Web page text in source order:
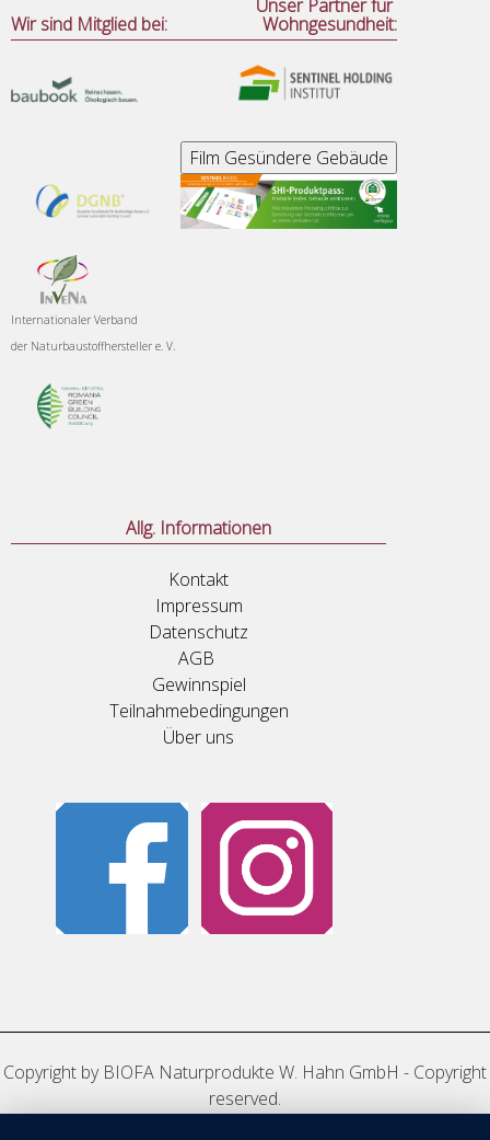
Wir sind Mitglied bei:
Unser Partner für
Wohngesundheit:
Internationaler Verband
der Naturbaustoffhersteller e. V.
Allg. Informationen
Kontakt
Impressum
Datenschutz
AGB
Gewinnspiel
Teilnahmebedingungen
Über uns
Copyright by BIOFA Naturprodukte W. Hahn GmbH - Copyright
reserved.